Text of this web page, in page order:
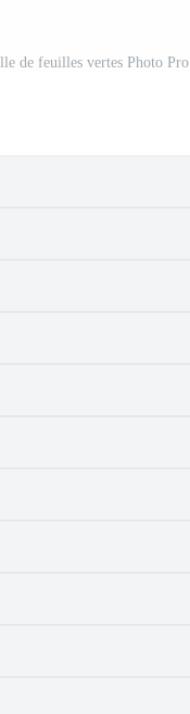
de feuilles vertes Photo Pro